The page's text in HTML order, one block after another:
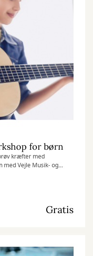
for børn
kræfter med
med Vejle Musik- og
musikalske
Gratis